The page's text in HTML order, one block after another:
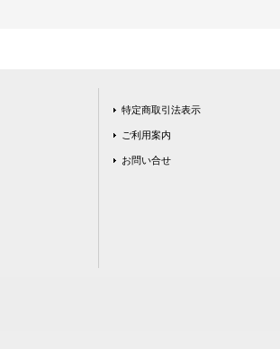
特定商取引法表示
ご利用案内
お問い合せ